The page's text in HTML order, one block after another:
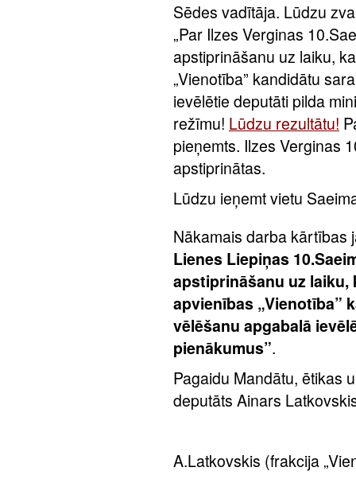
Sēdes vadītāja. Lūdzu
„Par Ilzes Verginas
apstiprināšanu uz laiku,
„Vienotība” kandidātu
ievēlētie deputāti pilda
režīmu! Lūdzu rezultātu!
pieņemts. Ilzes Verginas
apstiprinātas.
Lūdzu ieņemt vietu
Nākamais darba kārtības
Lienes Liepiņas
apstiprināšanu uz
apvienības „Vienotība”
vēlēšanu apgabalā
pienākumus”.
Pagaidu Mandātu, ētikas
deputāts Ainars
A.Latkovskis (frakcija